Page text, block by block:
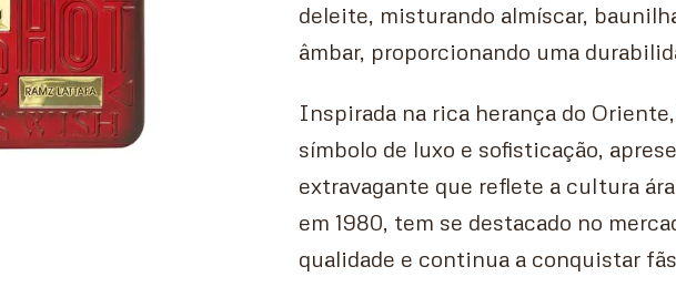
deleite, misturando almíscar,
âmbar, proporcionando uma
Inspirada na rica herança do
símbolo de luxo e sofisticação,
extravagante que reflete a cultura
em 1980, tem se destacado no
qualidade e continua a conquistar